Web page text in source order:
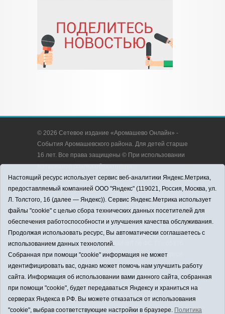
© 2026 Сетевое издание «Аромашево Онлайн» -
События Аромашевского района. Для детей старше
16 лет. Все права защищены © При использовании
материалов ссылка обязательна.
Адрес редакции: 627350, Россия, Тюменская
область, Аромашевский район, с. Аромашево, ул.
Кирова, д. 13.
Адрес электронной почты редакции:
strudu72@obl72.ru
Телефон редакции: 8 (34545) 2-30-58
Регистрационный номер СМИ ЭЛ № ФС 77 - 65176
выдано Федеральной службой по надзору в сфере
связи, информационных технологий и массовых
коммуникаций (Роскомнадзор) 28.03.2016 г.
Учредитель: АНО «Информационно-издательский
центр «Слава труду».
Главный редактор: А.Н. Барабанщиков
Настоящий ресурс использует сервис веб-аналитики Яндекс.Метрика,
предоставляемый компанией ООО "Яндекс" (119021, Россия, Москва, ул.
Л. Толстого, 16 (далее — Яндекс)). Сервис Яндекс.Метрика использует
файлы "cookie" с целью сбора технических данных посетителей для
обеспечения работоспособности и улучшения качества обслуживания.
Продолжая использовать ресурс, Вы автоматически соглашаетесь с
использованием данных технологий.
Собранная при помощи "cookie" информация не может
идентифицировать вас, однако может помочь нам улучшить работу
сайта. Информация об использовании вами данного сайта, собранная
при помощи "cookie", будет передаваться Яндексу и храниться на
серверах Яндекса в РФ. Вы можете отказаться от использования
"cookie", выбрав соответствующие настройки в браузере. Политика